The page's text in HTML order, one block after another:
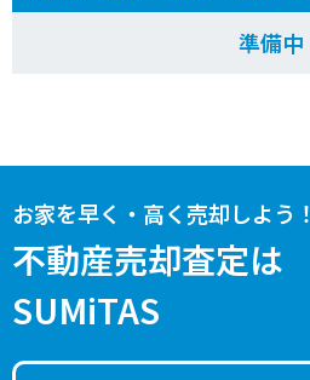
準備中
お家を早く・高く売却しよう！
不動産売却査定は
SUMiTAS